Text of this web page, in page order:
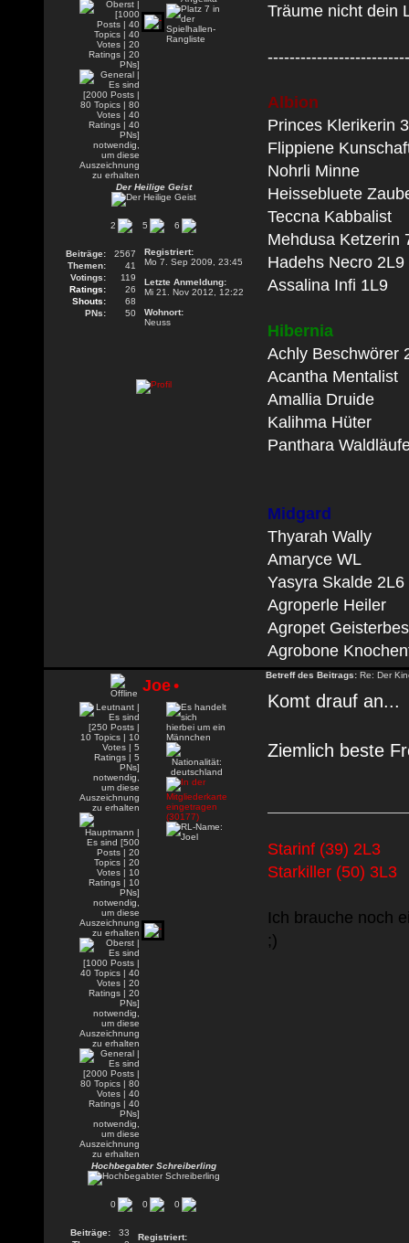
Der Heilige Geist
2 5 6
Beiträge:
2567
Themen:
41
Votings:
119
Ratings:
26
Shouts:
68
PNs:
50
Registriert:
Mo 7. Sep 2009, 23:45
Letzte Anmeldung:
Mi 21. Nov 2012, 12:22
Wohnort:
Neuss
Träume nicht dein
Albion
Princes Klerikerin
Flippiene
Nohrli Minne
Heissebluete
Teccna Kabbalist
Mehdusa Ketzerin
Hadehs Necro 2L9
Assalina Infi 1L9
Hibernia
Achly Beschwörer
Acantha Mentalist
Amallia Druide
Kalihma Hüter
Panthara
Midgard
Thyarah Wally
Amaryce WL
Yasyra Skalde 2L6
Agroperle Heiler
Agropet
Agrobone
Joe•
Hochbegabter Schreiberling
0 0 0
Beiträge:
33
Registriert:
Betreff des Beitrags: Re: Der
Komt drauf an...
Ziemlich beste
Starinf (39) 2L3
Starkiller (50) 3L3
Ich brauche noch
;)